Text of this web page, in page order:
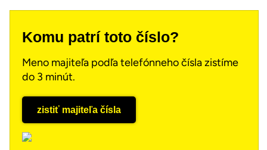
Komu patrí toto číslo?
Meno majiteľa podľa telefónneho čísla zistíme
do 3 minút.
zistiť majiteľa čísla